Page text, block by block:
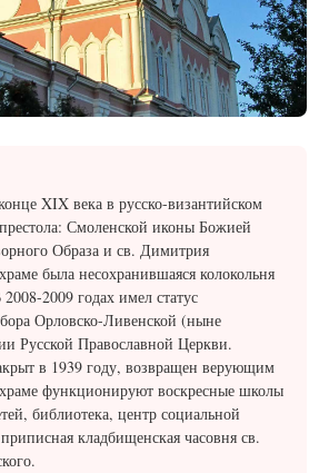
XIX века в русско-византийском
Смоленской иконы Божией
Образа и св. Димитрия
была несохранившаяся колокольня
2009 годах имел статус
Орловско-Ливенской (ныне
Русской Православной Церкви.
в 1939 году, возвращен верующим
функционируют воскресные школы
библиотека, центр социальной
кладбищенская часовня св.